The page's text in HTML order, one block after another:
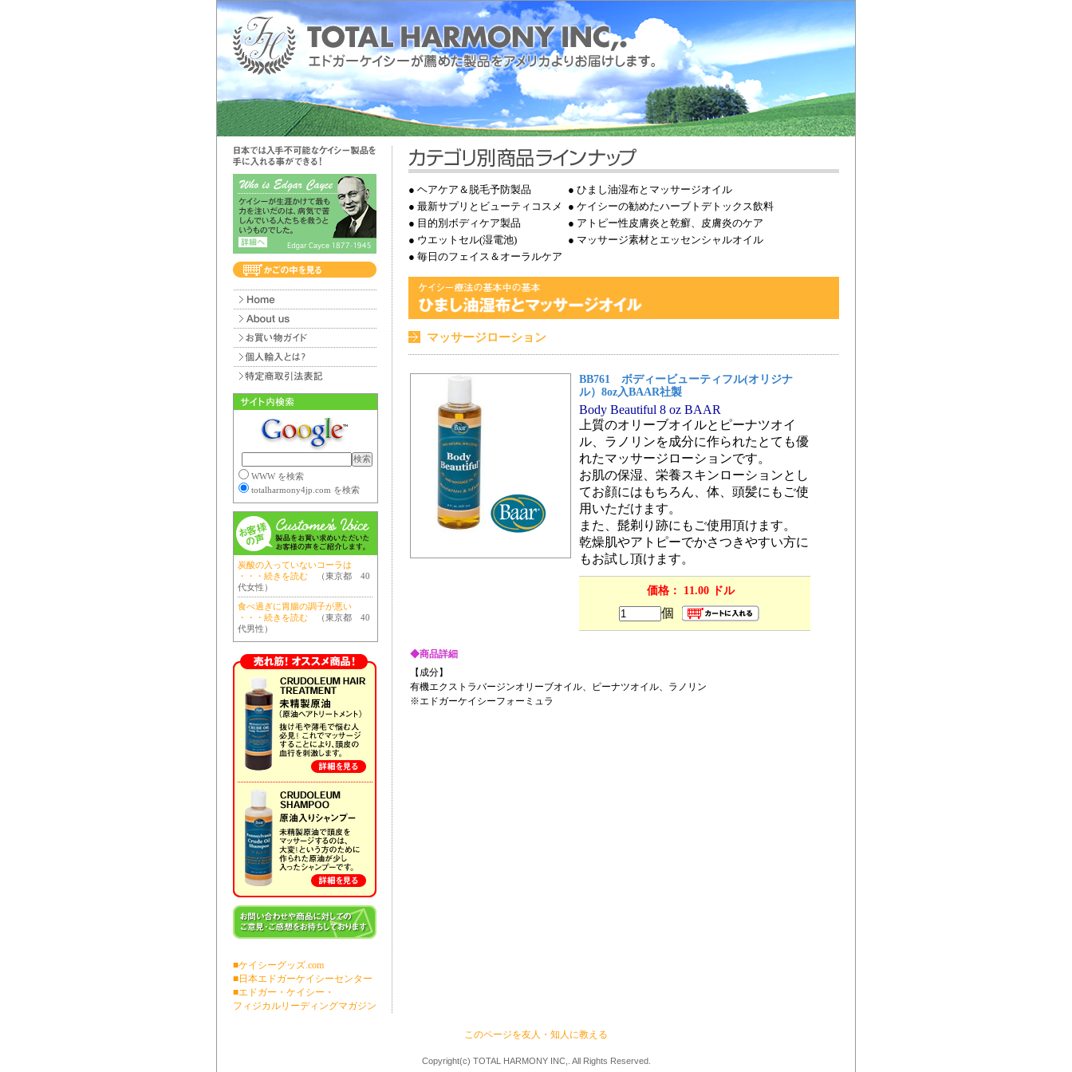
WWW を検索
totalharmony4jp.com を検索
炭酸の入っていないコーラは
・・・続きを読む （東京都 40
代女性）
食べ過ぎに胃腸の調子が悪い
・・・続きを読む （東京都 40
代男性）
■ケイシーグッズ.com
■日本エドガーケイシーセンター
■エドガー・ケイシー・
フィジカルリーディングマガジン
● ヘアケア＆脱毛予防製品
● 最新サプリとビューティコスメ
● 目的別ボディケア製品
● ウエットセル(湿電池)
● ひまし油湿布とマッサージオイル
● ケイシーの勧めたハーブトデトックス飲料
● アトピー性皮膚炎と乾癬、皮膚炎のケア
● マッサージ素材とエッセンシャルオイル
● 毎日のフェイス＆オーラルケア
マッサージローション
BB761 ボディービューティフル(オリジナ
ル）8oz入BAAR社製
Body Beautiful 8 oz BAAR
上質のオリーブオイルとピーナツオイ
ル、ラノリンを成分に作られたとても優
れたマッサージローションです。
お肌の保湿、栄養スキンローションとし
てお顔にはもちろん、体、頭髪にもご使
用いただけます。
また、髭剃り跡にもご使用頂けます。
乾燥肌やアトピーでかさつきやすい方に
もお試し頂けます。
価格： 11.00 ドル
個
◆商品詳細
【成分】
有機エクストラバージンオリーブオイル、ピーナツオイル、ラノリン
※エドガーケイシーフォーミュラ
このページを友人・知人に教える
Copyright(c) TOTAL HARMONY INC,. All Rights Reserved.